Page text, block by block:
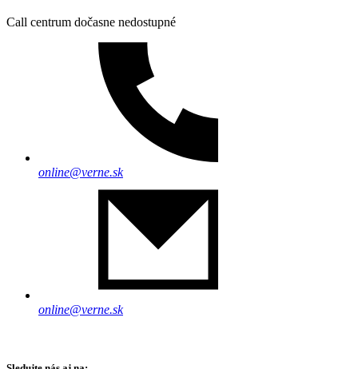
Call centrum dočasne nedostupné
online@verne.sk
online@verne.sk